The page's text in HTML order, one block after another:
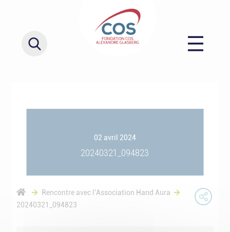
02 avril 2024
20240321_094823
Rencontre avec l’Association Hand Aura
20240321_094823